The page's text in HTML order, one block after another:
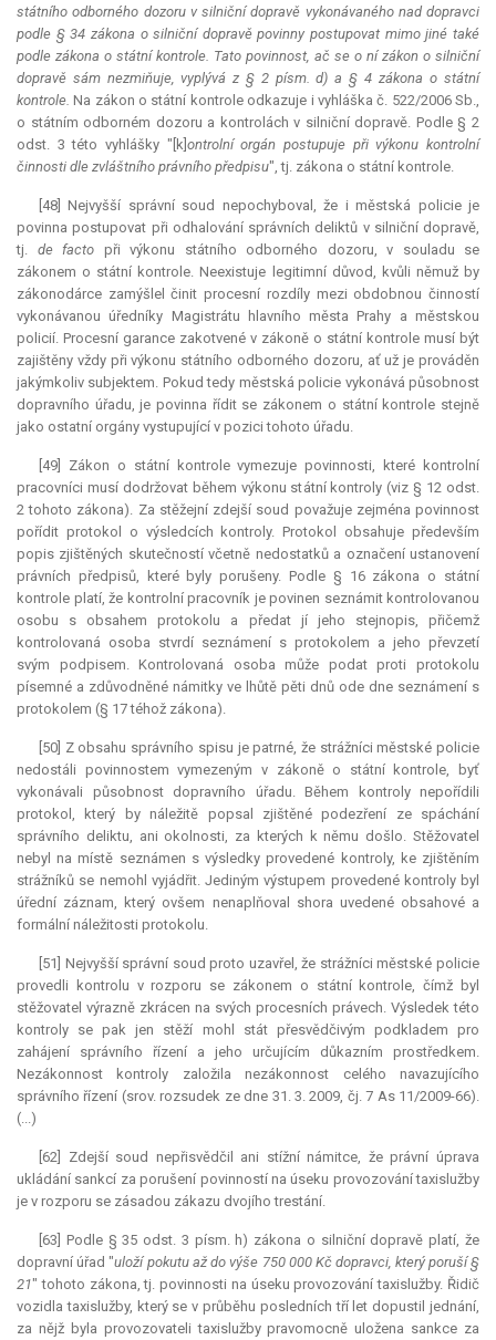
státního odborného dozoru v silniční dopravě vykonávaného nad dopravci
podle § 34 zákona o silniční dopravě povinny postupovat mimo jiné také
podle zákona o státní kontrole. Tato povinnost, ač se o ní zákon o silniční
dopravě sám nezmiňuje, vyplývá z § 2 písm. d) a § 4 zákona o státní
kontrole.Na zákon o státní kontrole odkazuje i vyhláška č. 522/2006 Sb.,
o státním odborném dozoru a kontrolách v silniční dopravě. Podle § 2
odst. 3 této vyhlášky "[k] ontrolní orgán postupuje při výkonu kontrolní
činnosti dle zvláštního právního předpisu", tj. zákona o státní kontrole.
[48] Nejvyšší správní soud nepochyboval, že i městská policie je
povinna postupovat při odhalování správních deliktů v silniční dopravě,
tj. de facto při výkonu státního odborného dozoru, v souladu se
zákonem o státní kontrole. Neexistuje legitimní důvod, kvůli němuž by
zákonodárce zamýšlel činit procesní rozdíly mezi obdobnou činností
vykonávanou úředníky Magistrátu hlavního města Prahy a městskou
policií. Procesní garance zakotvené v zákoně o státní kontrole musí být
zajištěny vždy při výkonu státního odborného dozoru, ať už je prováděn
jakýmkoliv subjektem. Pokud tedy městská policie vykonává působnost
dopravního úřadu, je povinna řídit se zákonem o státní kontrole stejně
jako ostatní orgány vystupující v pozici tohoto úřadu.
[49] Zákon o státní kontrole vymezuje povinnosti, které kontrolní
pracovníci musí dodržovat během výkonu státní kontroly (viz § 12 odst.
2 tohoto zákona). Za stěžejní zdejší soud považuje zejména povinnost
pořídit protokol o výsledcích kontroly. Protokol obsahuje především
popis zjištěných skutečností včetně nedostatků a označení ustanovení
právních předpisů, které byly porušeny. Podle § 16 zákona o státní
kontrole platí, že kontrolní pracovník je povinen seznámit kontrolovanou
osobu s obsahem protokolu a předat jí jeho stejnopis, přičemž
kontrolovaná osoba stvrdí seznámení s protokolem a jeho převzetí
svým podpisem. Kontrolovaná osoba může podat proti protokolu
písemné a zdůvodněné námitky ve lhůtě pěti dnů ode dne seznámení s
protokolem (§ 17 téhož zákona).
[50] Z obsahu správního spisu je patrné, že strážníci městské policie
nedostáli povinnostem vymezeným v zákoně o státní kontrole, byť
vykonávali působnost dopravního úřadu. Během kontroly nepořídili
protokol, který by náležitě popsal zjištěné podezření ze spáchání
správního deliktu, ani okolnosti, za kterých k němu došlo. Stěžovatel
nebyl na místě seznámen s výsledky provedené kontroly, ke zjištěním
strážníků se nemohl vyjádřit. Jediným výstupem provedené kontroly byl
úřední záznam, který ovšem nenaplňoval shora uvedené obsahové a
formální náležitosti protokolu.
[51] Nejvyšší správní soud proto uzavřel, že strážníci městské policie
provedli kontrolu v rozporu se zákonem o státní kontrole, čímž byl
stěžovatel výrazně zkrácen na svých procesních právech. Výsledek této
kontroly se pak jen stěží mohl stát přesvědčivým podkladem pro
zahájení správního řízení a jeho určujícím důkazním prostředkem.
Nezákonnost kontroly založila nezákonnost celého navazujícího
správního řízení (srov. rozsudek ze dne 31. 3. 2009, čj. 7 As 11/2009-66).
(...)
[62] Zdejší soud nepřisvědčil ani stížní námitce, že právní úprava
ukládání sankcí za porušení povinností na úseku provozování taxislužby
je v rozporu se zásadou zákazu dvojího trestání.
[63] Podle § 35 odst. 3 písm. h) zákona o silniční dopravě platí, že
dopravní úřad "uloží pokutu až do výše 750 000 Kč dopravci, který poruší §
21" tohoto zákona, tj. povinnosti na úseku provozování taxislužby. Řidič
vozidla taxislužby, který se v průběhu posledních tří let dopustil jednání,
za nějž byla provozovateli taxislužby pravomocně uložena sankce za